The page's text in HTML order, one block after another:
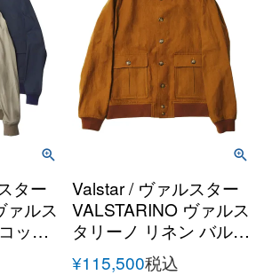
ター
ァルス
ット
ゾン
Valstar / ヴァルスター
VALSTARINO ヴァルス
タリーノ リネン バルス
ターブルゾン
¥115,500税込